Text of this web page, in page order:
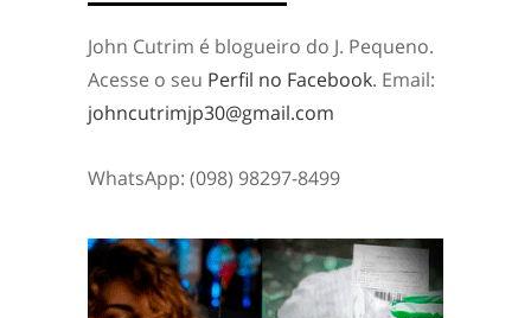
John Cutrim é blogueiro do J. Pequeno.
Acesse o seu Perfil no Facebook. Email:
johncutrimjp30@gmail.com
WhatsApp: (098) 98297-8499